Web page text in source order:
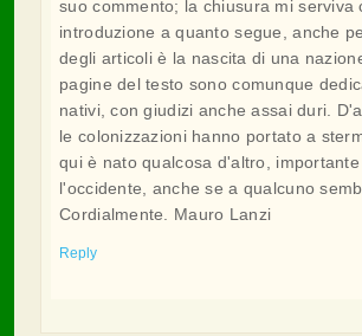
suo commento; la chiusura mi serviva
introduzione a quanto segue, anche
degli articoli è la nascita di una
pagine del testo sono comunque
nativi, con giudizi anche assai duri.
le colonizzazioni hanno portato a
qui è nato qualcosa d'altro,
l'occidente, anche se a qualcuno
Cordialmente. Mauro Lanzi
Reply